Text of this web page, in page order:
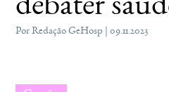
Por Redação GeHosp | 09.11.2023